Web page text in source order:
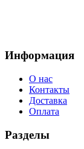
Информация
О нас
Контакты
Доставка
Оплата
Разделы